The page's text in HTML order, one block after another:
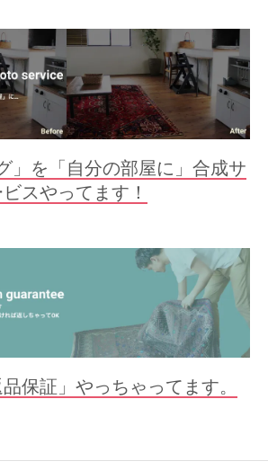
」を「自分の部屋に」合成サ
ビスやってます！
品保証」やっちゃってます。